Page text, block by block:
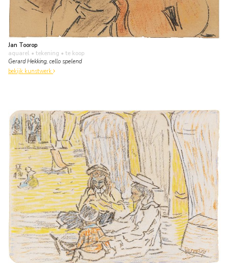
Jan Toorop
aquarel • tekening • te koop
Gerard Hekking, cello spelend
bekijk kunstwerk